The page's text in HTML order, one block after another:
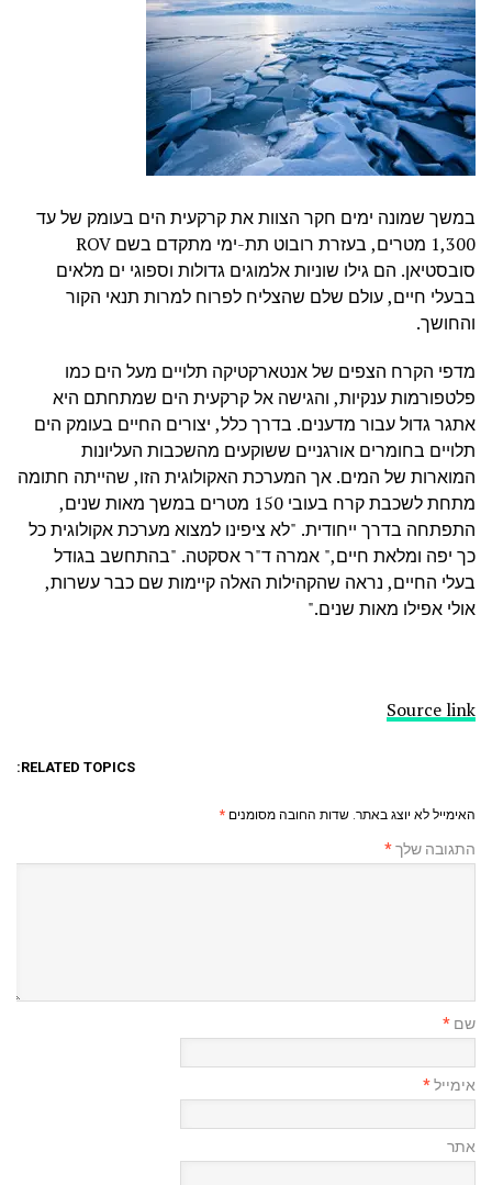
במשך שמונה ימים חקר הצוות את קרקעית הים בעומק של עד
1,300 מטרים, בעזרת רובוט תת-ימי מתקדם בשם ROV
סובסטיאן. הם גילו שוניות אלמוגים גדולות וספוגי ים מלאים
בבעלי חיים, עולם שלם שהצליח לפרוח למרות תנאי הקור
והחושך.
מדפי הקרח הצפים של אנטארקטיקה תלויים מעל הים כמו
פלטפורמות ענקיות, והגישה אל קרקעית הים שמתחתם היא
אתגר גדול עבור מדענים. בדרך כלל, יצורים החיים בעומק הים
תלויים בחומרים אורגניים ששוקעים מהשכבות העליונות
המוארות של המים. אך המערכת האקולוגית הזו, שהייתה חתומה
מתחת לשכבת קרח בעובי 150 מטרים במשך מאות שנים,
התפתחה בדרך ייחודית. "לא ציפינו למצוא מערכת אקולוגית כל
כך יפה ומלאת חיים," אמרה ד"ר אסקטה. "בהתחשב בגודל
בעלי החיים, נראה שהקהילות האלה קיימות שם כבר עשרות,
אולי אפילו מאות שנים."
Source link
RELATED TOPICS:
האימייל לא יוצג באתר. שדות החובה מסומנים *
התגובה שלך*
שם *
אימייל*
אתר